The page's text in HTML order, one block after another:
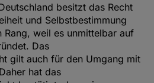
besitzt das Recht
und Selbstbestimmung
Rang, weil es unmittelbar auf
Das
gilt auch für den Umgang mit
hat das